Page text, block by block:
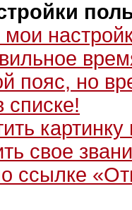
пояс, но
списке!
свое
ссылке